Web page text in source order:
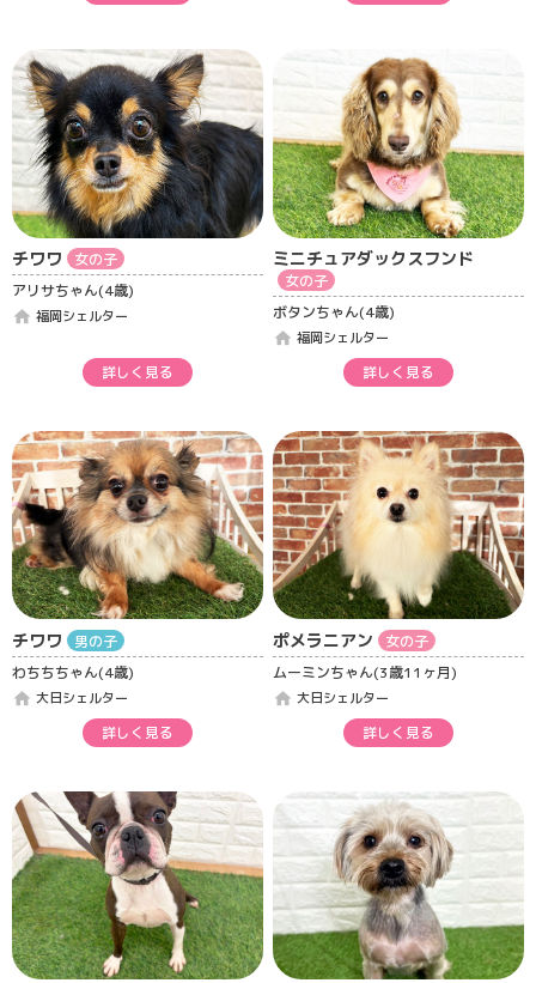
チワワ
女の子
アリサちゃん(4歳)
home 福岡シェルター
詳しく見る
ミニチュアダックスフンド
女の子
ボタンちゃん(4歳)
home 福岡シェルター
詳しく見る
チワワ
男の子
わちちちゃん(4歳)
home 大日シェルター
詳しく見る
ポメラニアン
女の子
ムーミンちゃん(3歳11ヶ月)
home 大日シェルター
詳しく見る